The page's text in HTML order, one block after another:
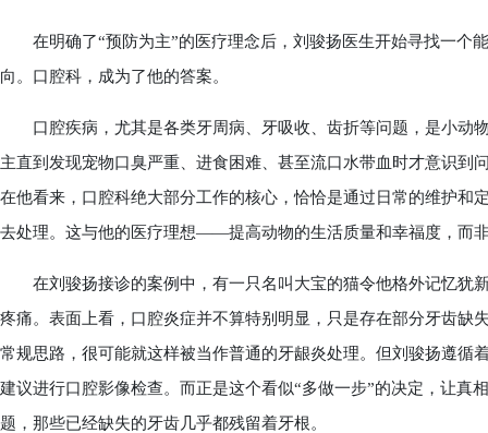
在明确了“预防为主”的医疗理念后，刘骏扬医生开始寻找一个
向。口腔科，成为了他的答案。
口腔疾病，尤其是各类牙周病、牙吸收、齿折等问题，是小动
主直到发现宠物口臭严重、进食困难、甚至流口水带血时才意识到
在他看来，口腔科绝大部分工作的核心，恰恰是通过日常的维护和
去处理。这与他的医疗理想——提高动物的生活质量和幸福度，而
在刘骏扬接诊的案例中，有一只名叫大宝的猫令他格外记忆犹
疼痛。表面上看，口腔炎症并不算特别明显，只是存在部分牙齿缺
常规思路，很可能就这样被当作普通的牙龈炎处理。但刘骏扬遵
建议进行口腔影像检查。而正是这个看似“多做一步”的决定，让真
题，那些已经缺失的牙齿几乎都残留着牙根。